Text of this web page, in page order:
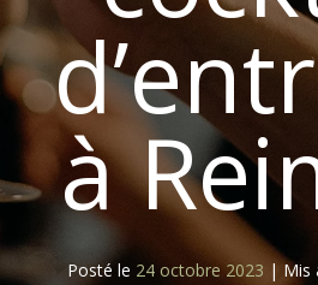
à
Posté le 24 octobre 2023 | Mis